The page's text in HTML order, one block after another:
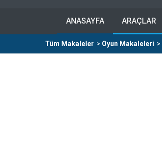
ANASAYFA ARAÇLAR
Tüm Makaleler > Oyun Makaleleri >